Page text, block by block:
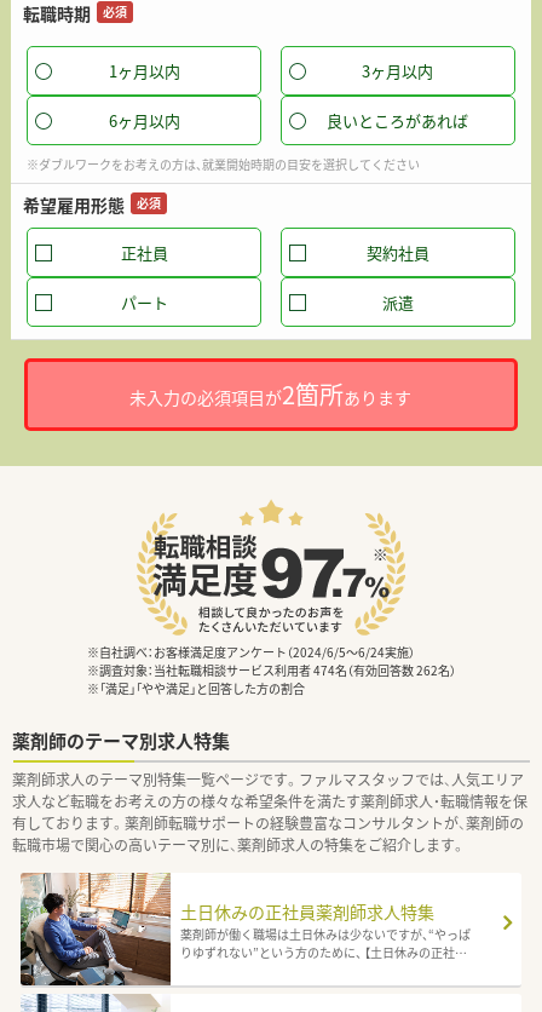
転職時期 必須
1ヶ月以内 3ヶ月以内
6ヶ月以内 良いところがあれば
※ダブルワークをお考えの方は、就業開始時期の目安を選択してください
希望雇用形態 必須
正社員 契約社員
パート 派遣
未入力の必須項目が2箇所あります
※自社調べ：お客様満足度アンケート（2024/6/5〜6/24実施）
※調査対象：当社転職相談サービス利用者 474名（有効回答数 262名）
※「満足」「やや満足」と回答した方の割合
薬剤師のテーマ別求人特集
薬剤師求人のテーマ別特集一覧ページです。ファルマスタッフでは、人気エリア
求人など転職をお考えの方の様々な希望条件を満たす薬剤師求人・転職情報を保
有しております。薬剤師転職サポートの経験豊富なコンサルタントが、薬剤師の
転職市場で関心の高いテーマ別に、薬剤師求人の特集をご紹介します。
土日休みの正社員薬剤師求人特集
薬剤師が働く職場は土日休みは少ないですが、“やっぱ
りゆずれない”という方のために、 【土日休みの正社員